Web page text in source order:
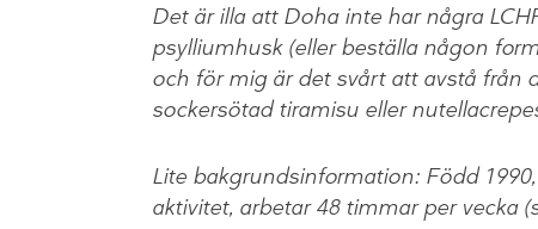
Det är illa att Doha inte har några
psylliumhusk (eller beställa någon
och för mig är det svårt att avstå från
sockersötad tiramisu eller
Lite bakgrundsinformation: Född
aktivitet, arbetar 48 timmar per vecka